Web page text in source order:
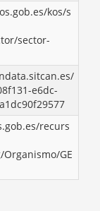
kos/s
sector-
e6dc-
recurs
GE